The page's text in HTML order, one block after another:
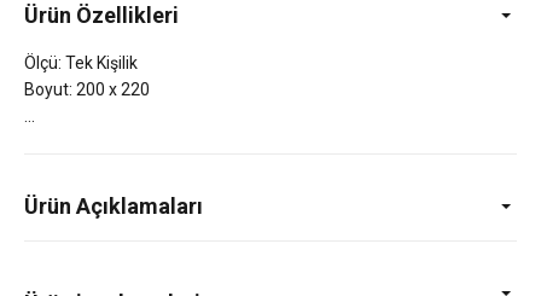
Ürün Özellikleri
Ölçü: Tek Kişilik
Boyut: 200 x 220
Ürün Açıklamaları